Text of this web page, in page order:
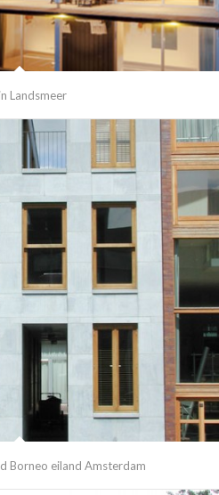
Landsmeer
Borneo eiland Amsterdam